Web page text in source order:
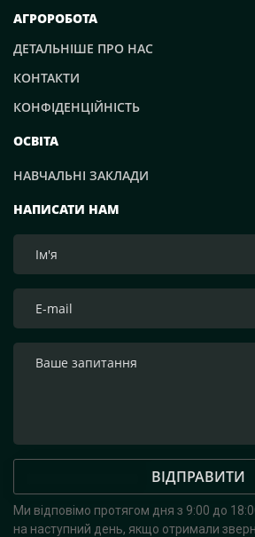
НАПИСАТИ НАМ
ВІДПРАВИТИ
Ми відповімо протягом дня з 9:00 до
на наступний день, якщо отримали
АГРОРОБОТА
ДЕТАЛЬНІШЕ ПРО НАС
КОНТАКТИ
КОНФІДЕНЦІЙНІСТЬ
ОСВІТА
НАВЧАЛЬНІ ЗАКЛАДИ